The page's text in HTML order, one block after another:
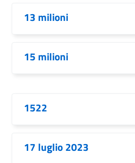
13 milioni
15 milioni
1522
17 luglio 2023